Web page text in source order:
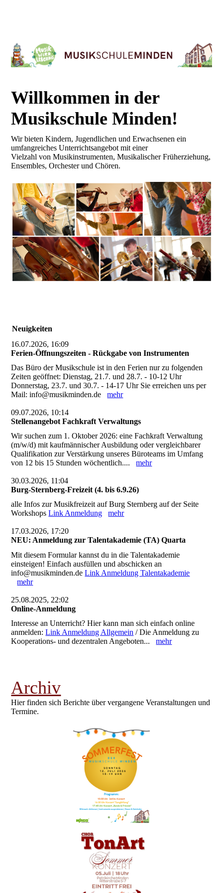
Willkommen in der
Musikschule Minden!
Wir bieten Kindern, Jugendlichen und Erwachsenen ein
umfangreiches Unterrichtsangebot mit einer
Vielzahl von Musikinstrumenten, Musikalischer Früherziehung,
Ensembles, Orchester und Chören.
Neuigkeiten
16.07.2026, 16:09
Ferien-Öffnungszeiten - Rückgabe von Instrumenten
Das Büro der Musikschule ist in den Ferien nur zu folgenden
Zeiten geöffnet: Dienstag, 21.7. und 28.7. - 10-12 Uhr
Donnerstag, 23.7. und 30.7. - 14-17 Uhr Sie erreichen uns per
Mail: info@musikminden.demehr
09.07.2026, 10:14
Stellenangebot Fachkraft Verwaltungs
Wir suchen zum 1. Oktober 2026: eine Fachkraft Verwaltung
(m/w/d) mit kaufmännischer Ausbildung oder vergleichbarer
Qualifikation zur Verstärkung unseres Büroteams im Umfang
von 12 bis 15 Stunden wöchentlich....mehr
30.03.2026, 11:04
Burg-Sternberg-Freizeit (4. bis 6.9.26)
alle Infos zur Musikfreizeit auf Burg Sternberg auf der Seite
WorkshopsLink Anmeldung mehr
17.03.2026, 17:20
NEU: Anmeldung zur Talentakademie (TA) Quarta
Mit diesem Formular kannst du in die Talentakademie
einsteigen! Einfach ausfüllen und abschicken an
info@musikminden.deLink Anmeldung Talentakademie
mehr
25.08.2025, 22:02
Online-Anmeldung
Interesse an Unterricht? Hier kann man sich einfach online
anmelden:Link Anmeldung Allgemein / Die Anmeldung zu
Kooperations- und dezentralen Angeboten...mehr
Archiv
Hier finden sich Berichte über vergangene Veranstaltungen und
Termine.